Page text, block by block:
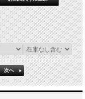
次へ